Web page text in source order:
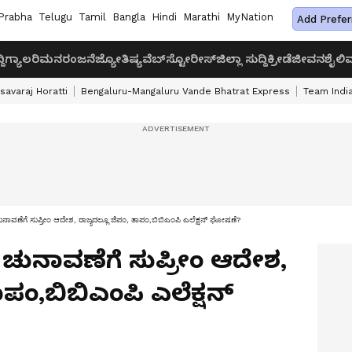
Telugu Tamil Bangla Hindi Marathi MyNation Add
ಗ್ಯಾಲರಿಮನರಂಜನೆಜ್ಯೋತಿಷ್ಯವೆಬ್‌ಸ್ಟೋರೀಸ್ಜಿಲ್ಲಾ ಸುದ್ದಿಕ್ರೀಡೆಜೀವನಶೈಲಿ
Horatti Bengaluru-Mangaluru Vande Bhatrat Express Team
ಸುಪ್ರೀಂ ಆದೇಶ, ರಾಜ್ಯದಲ್ಲೂ ಜಿಪಂ, ತಾಪಂ,ಬಿಬಿಎಂಪಿ ಎಲೆಕ್ಷನ್ ಘೋಷಣೆ?
ಸುಪ್ರೀಂ ಆದೇಶ,
ಎಲೆಕ್ಷನ್